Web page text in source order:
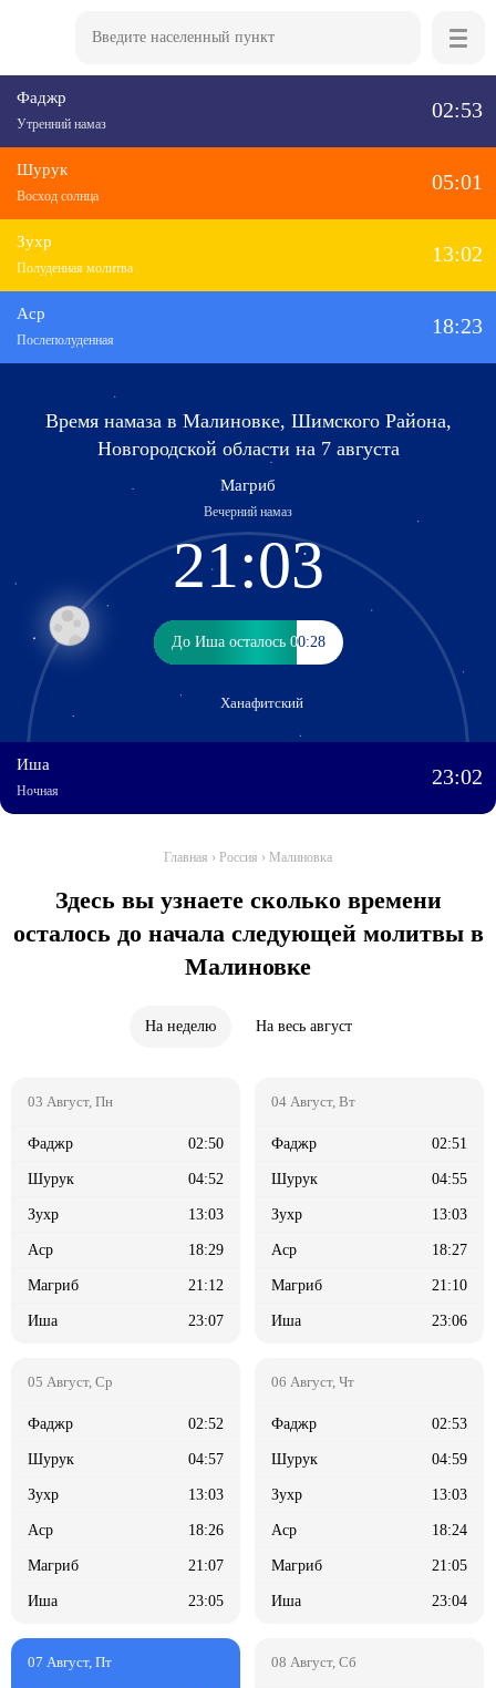
Фаджр
Утренний намаз
02:53
Шурук
Восход солнца
05:01
Зухр
Полуденная молитва
13:02
Аср
Послеполуденная
18:23
Ханафитский
Время намаза в Малиновке, Шимского Района,
Новгородской области на 7 августа
Магриб
Вечерний намаз
21:03
До Иша осталось 00:28
До Иша осталось 00:28
Иша
Ночная
23:02
Главная › Россия › Малиновка
Здесь вы узнаете сколько времени
осталось до начала следующей молитвы в
Малиновке
На неделю На весь август
02:50
04:52
13:03
18:29
21:12
23:07
02:51
04:55
13:03
18:27
21:10
23:06
02:52
04:57
13:03
18:26
21:07
23:05
02:53
04:59
13:03
18:24
21:05
23:04